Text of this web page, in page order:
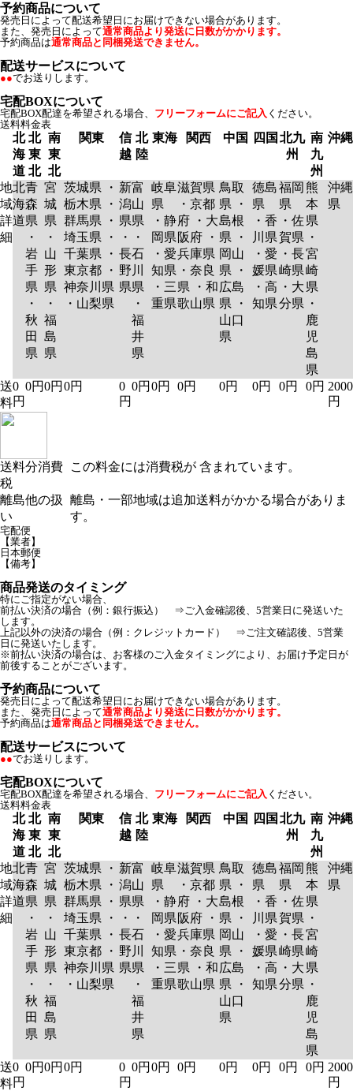
予約商品について
発売日によって配送希望日にお届けできない場合があります。
また、発売日によって通常商品より発送に日数がかかります。
予約商品は通常商品と同梱発送できません。
配送サービスについて
●●でお送りします。
宅配BOXについて
宅配BOX配達を希望される場合、 フリーフォームにご記入 ください。
送料料金表
北
海
道
北
東
北
南
東
北
関東
信
越
北
陸
東海 関西 中国 四国 北九
州
南
九
州
沖縄
地
域
詳
細
北
海
道
青
森
県
・
岩
手
県
・
秋
田
県
宮
城
県
・
山
形
県
・
福
島
県
茨城県 ・
栃木県 ・
群馬県 ・
埼玉県 ・
千葉県 ・
東京都 ・
神奈川県
・山梨県
新
潟
県
・
長
野
県
富
山
県
・
石
川
県
・
福
井
県
岐阜
県
・静
岡県
・愛
知県
・三
重県
滋賀県
・京都
府 ・大
阪府 ・
兵庫県
・奈良
県 ・和
歌山県
鳥取
県 ・
島根
県 ・
岡山
県 ・
広島
県 ・
山口
県
徳島
県
・香
川県
・愛
媛県
・高
知県
福岡
県
・佐
賀県
・長
崎県
・大
分県
熊
本
県
・
宮
崎
県
・
鹿
児
島
県
沖縄
県
送
料
0
円
0円0円 0円
0
円
0円 0円 0円 0円 0円 0円 0円 2000
円
送料分消費
税
この料金には消費税が 含まれています。
離島他の扱
い
離島・一部地域は追加送料がかかる場合がありま
す。
宅配便
【業者】
日本郵便
【備考】
商品発送のタイミング
特にご指定がない場合、
前払い決済の場合（例：銀行振込） ⇒ご入金確認後、5営業日に発送いた
します。
上記以外の決済の場合（例：クレジットカード） ⇒ご注文確認後、5営業
日に発送いたします。
※前払い決済の場合は、お客様のご入金タイミングにより、お届け予定日が
前後することがございます。
予約商品について
発売日によって配送希望日にお届けできない場合があります。
また、発売日によって通常商品より発送に日数がかかります。
予約商品は通常商品と同梱発送できません。
配送サービスについて
●●でお送りします。
宅配BOXについて
宅配BOX配達を希望される場合、 フリーフォームにご記入 ください。
送料料金表
北
海
道
北
東
北
南
東
北
関東
信
越
北
陸
東海 関西 中国 四国 北九
州
南
九
州
沖縄
地
域
詳
細
北
海
道
青
森
県
・
岩
手
県
・
秋
田
県
宮
城
県
・
山
形
県
・
福
島
県
茨城県 ・
栃木県 ・
群馬県 ・
埼玉県 ・
千葉県 ・
東京都 ・
神奈川県
・山梨県
新
潟
県
・
長
野
県
富
山
県
・
石
川
県
・
福
井
県
岐阜
県
・静
岡県
・愛
知県
・三
重県
滋賀県
・京都
府 ・大
阪府 ・
兵庫県
・奈良
県 ・和
歌山県
鳥取
県 ・
島根
県 ・
岡山
県 ・
広島
県 ・
山口
県
徳島
県
・香
川県
・愛
媛県
・高
知県
福岡
県
・佐
賀県
・長
崎県
・大
分県
熊
本
県
・
宮
崎
県
・
鹿
児
島
県
沖縄
県
送
料
0
円
0円0円 0円
0
円
0円 0円 0円 0円 0円 0円 0円 2000
円